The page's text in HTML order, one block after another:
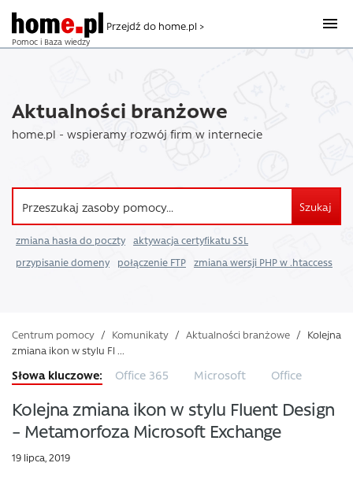
Pomoc i Baza wiedzy
Przejdź do home.pl >
Aktualności branżowe
home.pl - wspieramy rozwój firm w internecie
Szukaj
zmiana hasła do poczty
aktywacja certyfikatu SSL
przypisanie domeny
połączenie FTP zmiana wersji PHP w .htaccess
Centrum pomocy / Komunikaty / Aktualności branżowe / Kolejna
zmiana ikon w stylu Fl ...
Office 365 Microsoft Office
Kolejna zmiana ikon w stylu Fluent Design
– Metamorfoza Microsoft Exchange
19 lipca, 2019